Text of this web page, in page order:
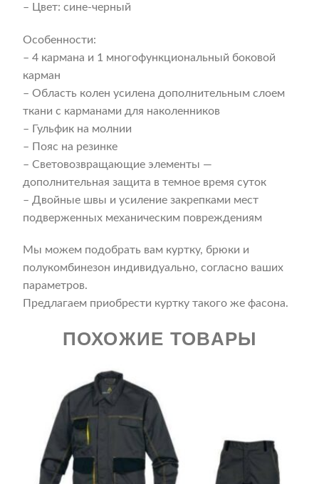
– Цвет: сине-черный
Особенности:
– 4 кармана и 1 многофункциональный боковой
карман
– Область колен усилена дополнительным слоем
ткани с карманами для наколенников
– Гульфик на молнии
– Пояс на резинке
– Световозвращающие элементы —
дополнительная защита в темное время суток
– Двойные швы и усиление закрепками мест
подверженных механическим повреждениям
Мы можем подобрать вам куртку, брюки и
полукомбинезон индивидуально, согласно ваших
параметров.
Предлагаем приобрести куртку такого же фасона.
ПОХОЖИЕ ТОВАРЫ